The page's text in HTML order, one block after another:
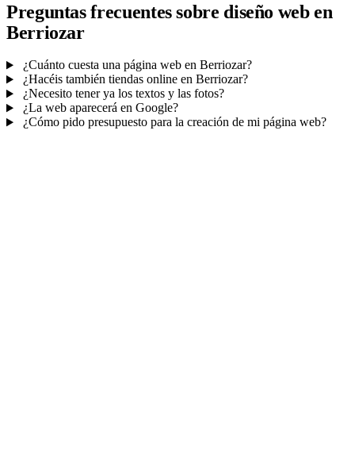
Preguntas frecuentes sobre diseño web en
Berriozar
¿Cuánto cuesta una página web en Berriozar?
¿Hacéis también tiendas online en Berriozar?
¿Necesito tener ya los textos y las fotos?
¿La web aparecerá en Google?
¿Cómo pido presupuesto para la creación de mi página web?